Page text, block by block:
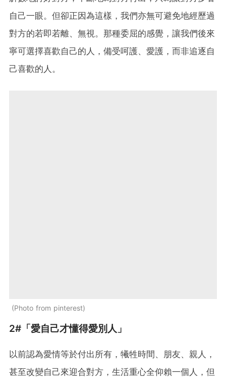
自己一眼。但卻正因為這樣，我們亦無可避免地經歷過
對方的若即若離、無視。那種委屈的感覺，讓我們後來
寧可選擇喜歡自己的人，備受呵護、愛護，而非追逐自
己喜歡的人。
Photo from pinterest
2#「愛自己才懂得愛別人」
以前認為愛情等於付出所有，犧牲時間、朋友、親人，
甚至改變自己來迎合對方，生活重心全仰賴一個人，但